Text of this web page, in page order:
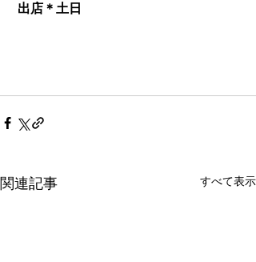
出店＊土日
関連記事 すべて表示